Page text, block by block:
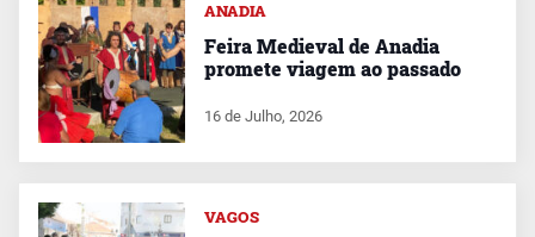
ANADIA
Feira Medieval de Anadia
promete viagem ao passado
16 de Julho, 2026
VAGOS